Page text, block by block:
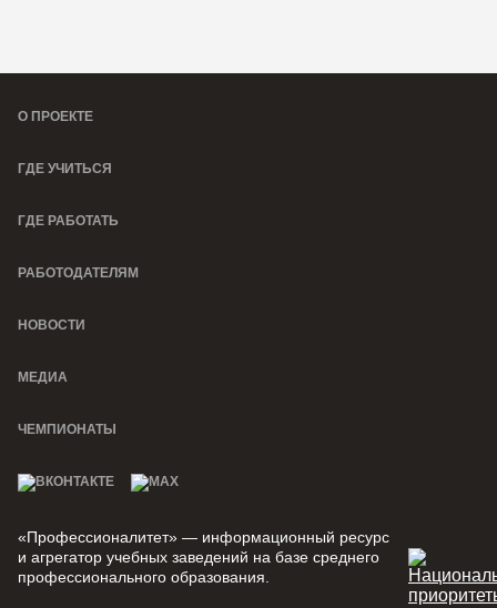
О ПРОЕКТЕ
ГДЕ УЧИТЬСЯ
ГДЕ РАБОТАТЬ
РАБОТОДАТЕЛЯМ
НОВОСТИ
МЕДИА
ЧЕМПИОНАТЫ
«Профессионалитет» — информационный ресурс
и агрегатор учебных заведений на базе среднего
профессионального образования.